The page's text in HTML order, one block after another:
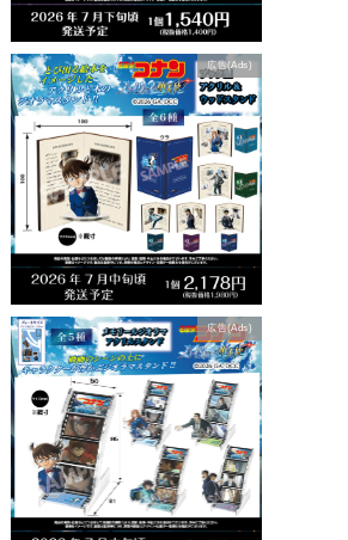
広告(Ads)
広告(Ads)